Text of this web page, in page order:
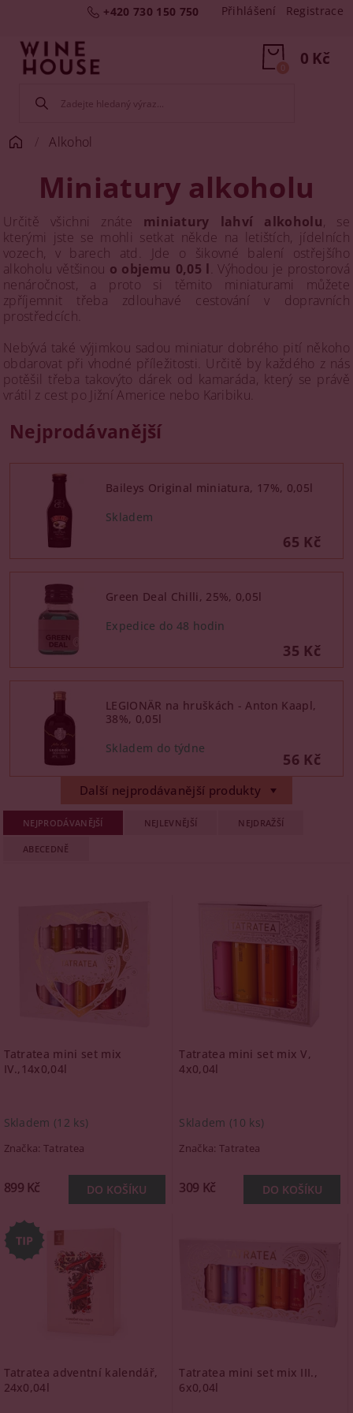
+420 730 150 750 Přihlášení Registrace
0 Kč
0
Alkohol
Miniatury alkoholu
Určitě všichni znáte miniatury lahví alkoholu, se
kterými jste se mohli setkat někde na letištích, jídelních
vozech, v barech atd. Jde o šikovné balení ostřejšího
alkoholu většinou o objemu 0,05 l . Výhodou je prostorová
nenáročnost, a proto si těmito miniaturami můžete
zpříjemnit třeba zdlouhavé cestování v dopravních
prostředcích.
Nebývá také výjimkou sadou miniatur dobrého pití někoho
obdarovat při vhodné příležitosti. Určitě by každého z nás
potěšil třeba takovýto dárek od kamaráda, který se právě
vrátil z cest po Jižní Americe nebo Karibiku.
Nejprodávanější
Baileys Original miniatura, 17%, 0,05l
65 Kč
Green Deal Chilli, 25%, 0,05l
35 Kč
LEGIONÄR na hruškách - Anton Kaapl,
38%, 0,05l
56 Kč
Další nejprodávanější produkty
NEJPRODÁVANĚJŠÍ NEJLEVNĚJŠÍ NEJDRAŽŠÍ
ABECEDNĚ
Tatratea mini set mix
IV.,14x0,04l
Skladem (12 ks)
Značka:Tatratea
899 Kč
Tatratea mini set mix V,
4x0,04l
Skladem (10 ks)
Značka: Tatratea
309 Kč
Tatratea adventní kalendář,
24x0,04l
Tatratea mini set mix III.,
6x0,04l